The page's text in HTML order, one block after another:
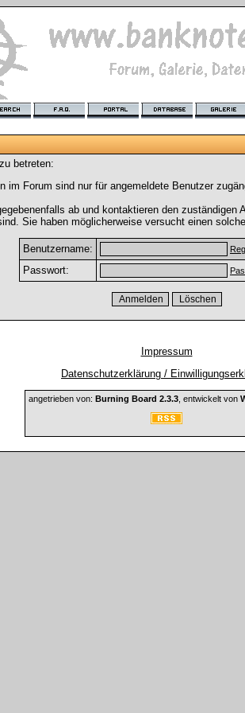
betreten:
Forum sind nur für angemeldete Benutzer
ab und kontaktieren den zuständigen
Sie haben möglicherweise versucht einen
Benutzername:
Passwort:
Impressum
Datenschutzerklärung /
angetrieben von: Burning Board 2.3.3 , entwickelt von